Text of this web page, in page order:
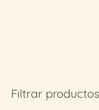
Filtrar